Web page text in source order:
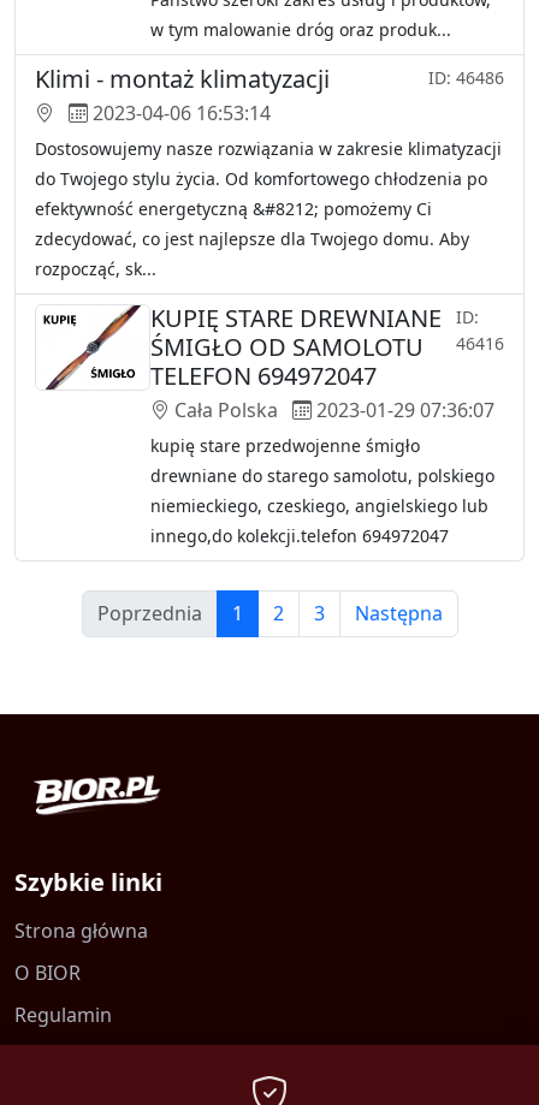
w tym malowanie dróg oraz produk...
Klimi - montaż klimatyzacji ID: 46486
2023-04-06 16:53:14
Dostosowujemy nasze rozwiązania w zakresie klimatyzacji
do Twojego stylu życia. Od komfortowego chłodzenia po
efektywność energetyczną &#8212; pomożemy Ci
zdecydować, co jest najlepsze dla Twojego domu. Aby
rozpocząć, sk...
KUPIĘ STARE DREWNIANE
ŚMIGŁO OD SAMOLOTU
TELEFON 694972047
ID:
46416
Cała Polska 2023-01-29 07:36:07
kupię stare przedwojenne śmigło
drewniane do starego samolotu, polskiego
niemieckiego, czeskiego, angielskiego lub
innego,do kolekcji.telefon 694972047
Poprzednia 1 2 3 Następna
Szybkie linki
Strona główna
O BIOR
Regulamin